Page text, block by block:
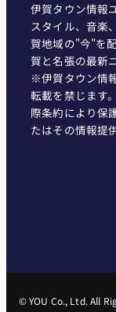
伊賀タウン情報
スタイル、音楽
賀地域の"今"を
賀と名張の最新
※伊賀タウン情
転載を禁じます
際条約により保
たはその情報提
© YOU Co., Ltd. All